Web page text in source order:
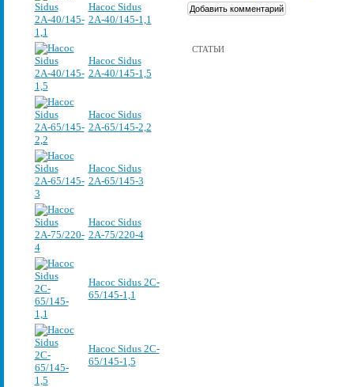
Насос Sidus
2А-40/145-1,1
Насос Sidus
2А-40/145-1,5
Насос Sidus
2А-65/145-2,2
Насос Sidus
2А-65/145-3
Насос Sidus
2А-75/220-4
Насос Sidus 2C-
65/145-1,1
Насос Sidus 2C-
65/145-1,5
СТАТЬИ